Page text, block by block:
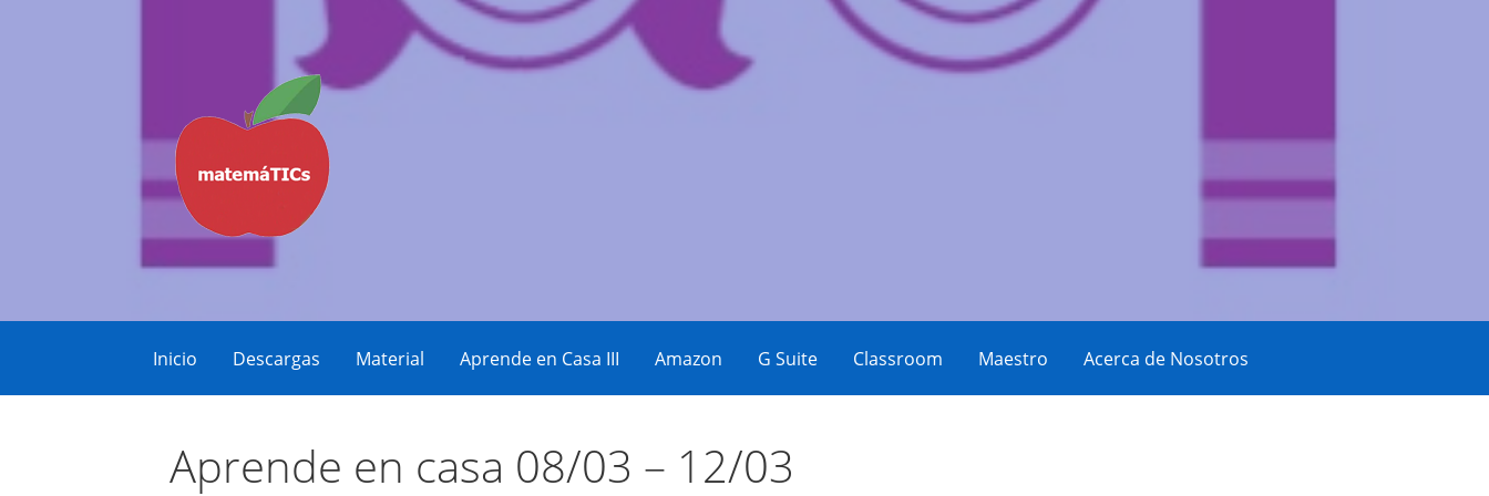
MatemáTICs
Matemáticas, Educación, YouTube Videos
Inicio Descargas Material Aprende en Casa III Amazon G Suite Classroom Maestro Acerca de Nosotros
Aprende en casa 08/03 – 12/03